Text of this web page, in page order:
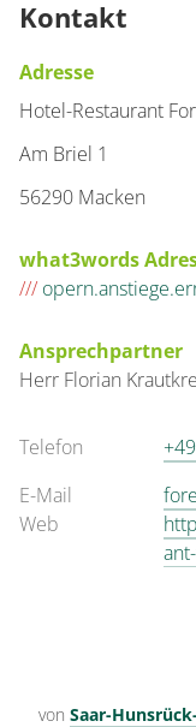
Kontakt
Adresse
Hotel-Restaurant
Am Briel 1
56290 Macken
what3words
///
Ansprechpartner
Herr Florian
Telefon
E-Mail
Web
von Saar-